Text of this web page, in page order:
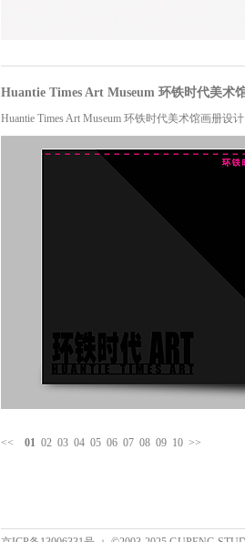
Huantie Times Art Museum 环铁时代美术
Huantie Times Art Museum 环铁时代美术馆画册设
<< 01 02 03 04 05 06 07 08 09 10 >>